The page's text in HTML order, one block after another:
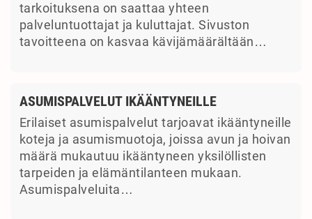
tarkoituksena on saattaa yhteen
palveluntuottajat ja kuluttajat. Sivuston
tavoitteena on kasvaa kävijämäärältään…
ASUMISPALVELUT IKÄÄNTYNEILLE
Erilaiset asumispalvelut tarjoavat ikääntyneille
koteja ja asumismuotoja, joissa avun ja hoivan
määrä mukautuu ikääntyneen yksilöllisten
tarpeiden ja elämäntilanteen mukaan.
Asumispalveluita…